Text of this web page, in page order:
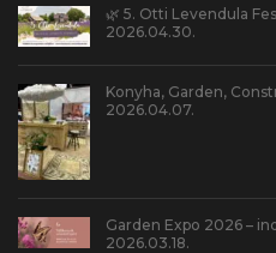
🌿 5. Otti Levendula
2026.04.30.
Konyha, Garden,
2026.04.07.
Garden Expo 2026 –
2026.03.18.